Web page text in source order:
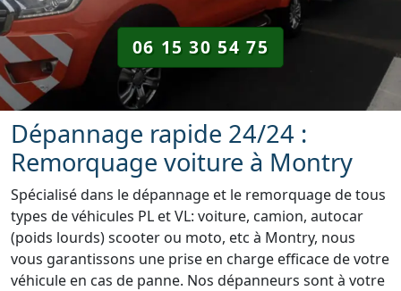
06 15 30 54 75
Dépannage rapide 24/24 :
Remorquage voiture à Montry
Spécialisé dans le dépannage et le remorquage de tous
types de véhicules PL et VL: voiture, camion, autocar
(poids lourds) scooter ou moto, etc à Montry, nous
vous garantissons une prise en charge efficace de votre
véhicule en cas de panne. Nos dépanneurs sont à votre